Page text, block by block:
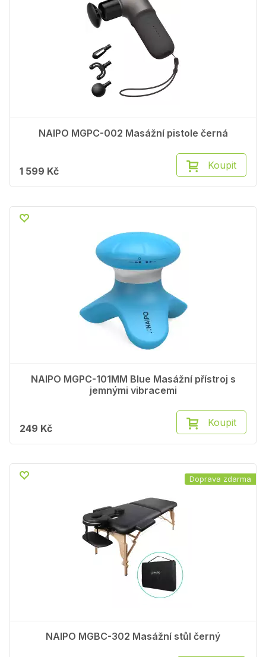
NAIPO MGPC-002 Masážní pistole černá
1 599 Kč Koupit
NAIPO MGPC-101MM Blue Masážní přístroj s
jemnými vibracemi
249 Kč Koupit
NAIPO MGBC-302 Masážní stůl černý
Doprava zdarma